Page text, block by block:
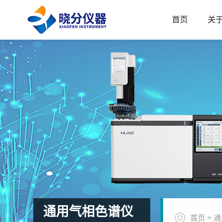
首页 关
通用气相色谱仪 首页 >